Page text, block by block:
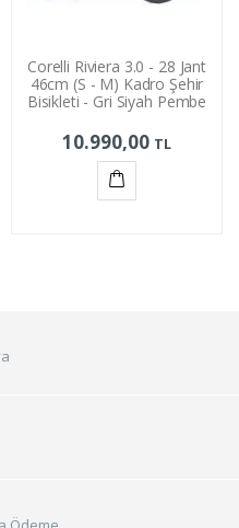
Corelli Riviera 3.0 - 28 Jant
46cm (S - M) Kadro Şehir
Bisikleti - Gri Siyah Pembe
10.990,00 TL